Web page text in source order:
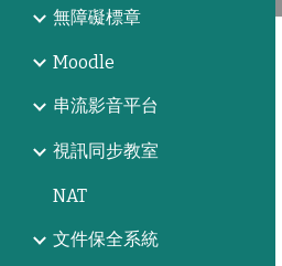
無障礙標章
Moodle
串流影音平台
視訊同步教室
NAT
文件保全系統